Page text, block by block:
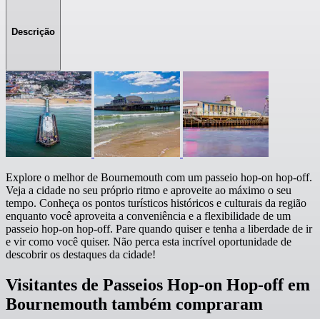
Descrição
Explore o melhor de Bournemouth com um passeio hop-on hop-off.
Veja a cidade no seu próprio ritmo e aproveite ao máximo o seu
tempo. Conheça os pontos turísticos históricos e culturais da região
enquanto você aproveita a conveniência e a flexibilidade de um
passeio hop-on hop-off. Pare quando quiser e tenha a liberdade de ir
e vir como você quiser. Não perca esta incrível oportunidade de
descobrir os destaques da cidade!
Visitantes de Passeios Hop-on Hop-off em
Bournemouth também compraram